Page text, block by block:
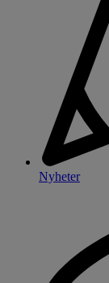
Nyheter